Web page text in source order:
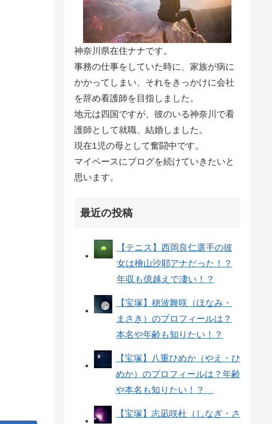
神奈川県在住ナナです。
事務の仕事をしていた時に、家族が病に
かかってしまい、それをきっかけに会社
を辞め看護師を目指しました。
地元は四国ですが、彼のいる神奈川で看
護師として就職、結婚しました。
現在1児の母として奮闘中です。
マイペースにブログを続けていきたいと
思います。
最近の投稿
【テニス】西岡良仁選手の彼
女は檜山沙耶アナだった！？
年収も億越えで凄い！？
【宝塚】穂波舞咲（ほなみ・
まさき）のプロフィールは？
本名や年齢も知りたい！？
【宝塚】八重ひめか（やえ・ひ
めか）のプロフィールは？年齢
や本名も知りたい！？
【宝塚】志凪咲杜（しなぎ・さ